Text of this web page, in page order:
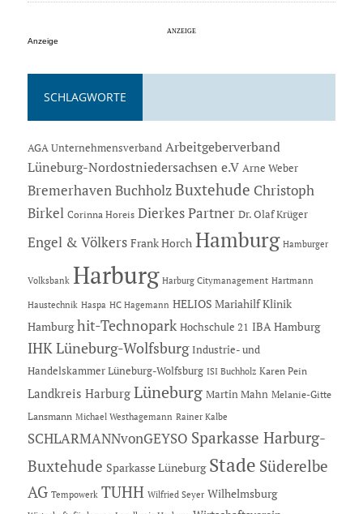
Anzeige
SCHLAGWORTE
AGA Unternehmensverband Arbeitgeberverband
Lüneburg-Nordostniedersachsen e.V Arne Weber
Bremerhaven Buchholz Buxtehude Christoph
Birkel Corinna Horeis Dierkes Partner Dr. Olaf Krüger
Engel & Völkers Frank Horch Hamburg Hamburger
Volksbank Harburg Harburg Citymanagement Hartmann
Haustechnik Haspa HC Hagemann HELIOS Mariahilf Klinik
Hamburg hit-Technopark Hochschule 21 IBA Hamburg
IHK Lüneburg-Wolfsburg Industrie- und
Handelskammer Lüneburg-Wolfsburg ISI Buchholz Karen Pein
Landkreis Harburg Lüneburg Martin Mahn Melanie-Gitte
Lansmann Michael Westhagemann Rainer Kalbe
SCHLARMANNvonGEYSO Sparkasse Harburg-
Buxtehude Sparkasse Lüneburg Stade Süderelbe
AG Tempowerk TUHH Wilfried Seyer Wilhelmsburg